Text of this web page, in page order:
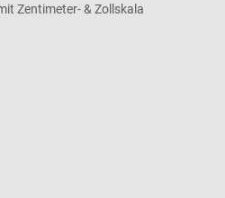
Zentimeter- & Zollskala